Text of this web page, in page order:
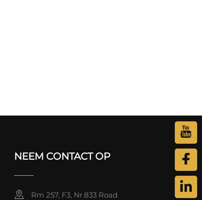
NEEM CONTACT OP
Rm 257, F3, Nr.833 Road